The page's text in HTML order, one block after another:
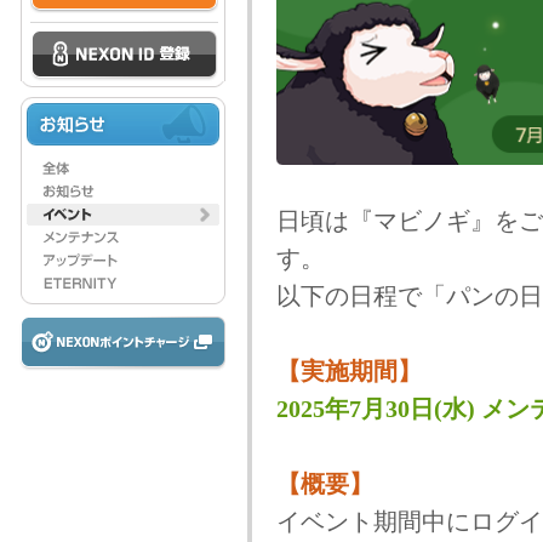
日頃は『マビノギ』を
す。
以下の日程で「パンの
【実施期間】
2025年7月30日(水) メン
【概要】
イベント期間中にログ